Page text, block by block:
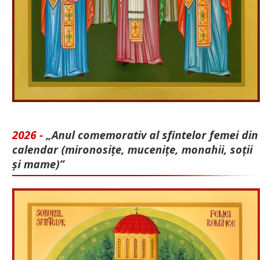
2026 - „Anul comemorativ al sfintelor femei din
calendar (mironosițe, mu­cenițe, monahii, soții
și mame)”